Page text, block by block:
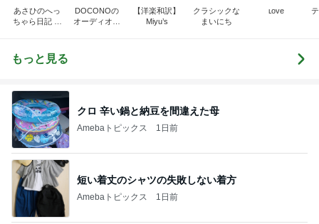
あさひのへっ
ちゃら日記 氷
きどき○○ちゃ
ん達(*^▽^)/★
DOCONOの
オーディオ礼
【洋楽和訳】
Miyu’s
クラシックな
まいにち
ʟoᴠe
もっと見る
クロ 辛い鍋と納豆を間違えた母
Amebaトピックス 1日前
短い着丈のシャツの失敗しない着方
Amebaトピックス 1日前